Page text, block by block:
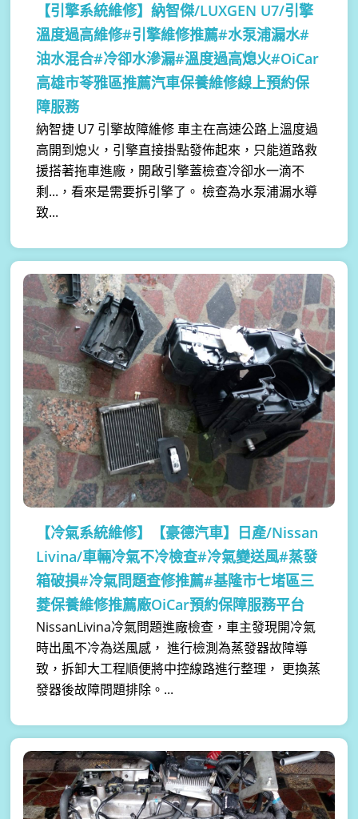
【引擎系統維修】納智傑/LUXGEN U7/引擎
溫度過高維修#引擎維修推薦#水泵浦漏水#
油水混合#冷卻水滲漏#溫度過高熄火#OiCar
高雄市苓雅區推薦汽車保養維修線上預約保
障服務
納智捷 U7 引擎故障維修 車主在高速公路上溫度過
高開到熄火，引擎直接掛點發佈起來，只能道路救
援搭著拖車進廠，開啟引擎蓋檢查冷卻水一滴不
剩...，看來是需要拆引擎了。 檢查為水泵浦漏水導
致...
【冷氣系統維修】
【豪德汽車】日產/Nissan
Livina/車輛冷氣不冷檢查#冷氣變送風#蒸發
箱破損#冷氣問題查修推薦#基隆市七堵區三
菱保養維修推薦廠OiCar預約保障服務平台
NissanLivina冷氣問題進廠檢查，車主發現開冷氣
時出風不冷為送風感， 進行檢測為蒸發器故障導
致，拆卸大工程順便將中控線路進行整理， 更換蒸
發器後故障問題排除。...